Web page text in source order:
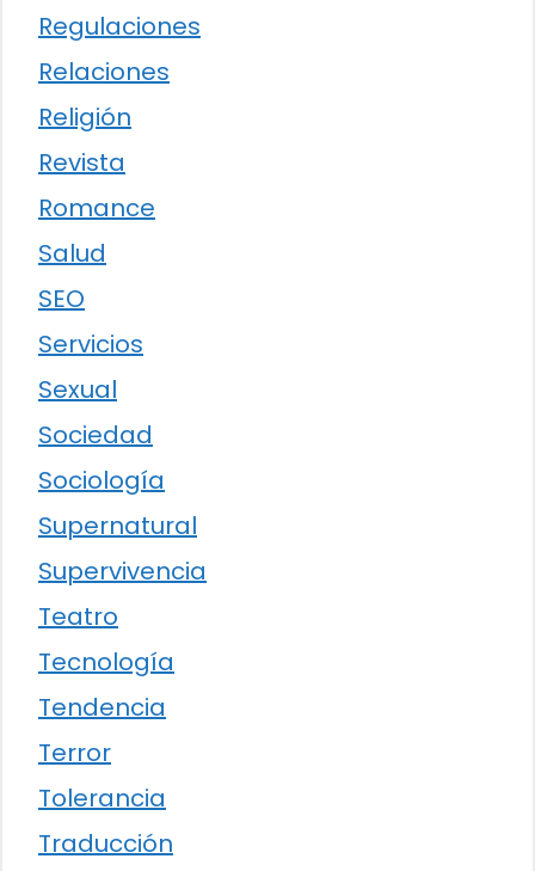
Regulaciones
Relaciones
Religión
Revista
Romance
Salud
SEO
Servicios
Sexual
Sociedad
Sociología
Supernatural
Supervivencia
Teatro
Tecnología
Tendencia
Terror
Tolerancia
Traducción